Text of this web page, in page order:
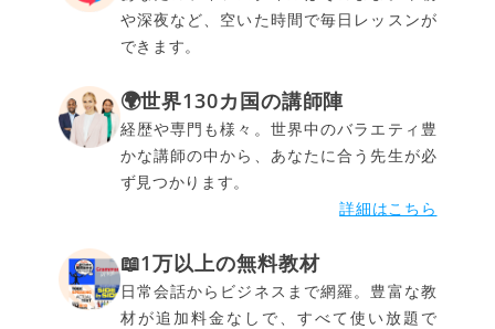
や深夜など、空いた時間で毎日レッスンが
できます。
🌍世界130カ国の講師陣
経歴や専門も様々。世界中のバラエティ豊
かな講師の中から、あなたに合う先生が必
ず見つかります。
詳細はこちら
📖1万以上の無料教材
日常会話からビジネスまで網羅。豊富な教
材が追加料金なしで、すべて使い放題で